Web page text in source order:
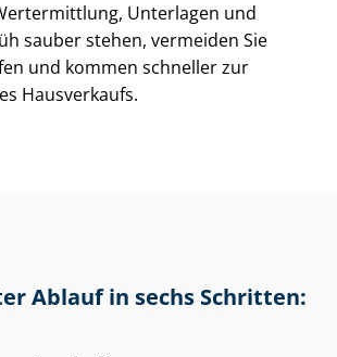
Unterlagen und
sauber stehen, vermeiden Sie
und kommen schneller zur
Hausverkaufs.
Ablauf in sechs Schritten: